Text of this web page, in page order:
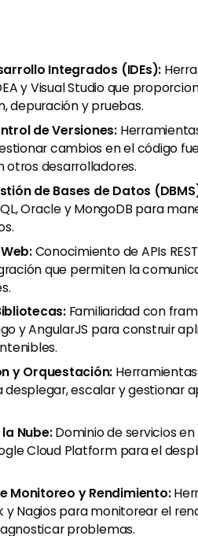
Integrados (IDEs):
y Visual Studio que
depuración y pruebas.
de Versiones:
cambios en el código
desarrolladores.
de Bases de Datos
Oracle y MongoDB para
Conocimiento de APIs
que permiten la
Familiaridad con
y AngularJS para construir
y Orquestación:
desplegar, escalar y gestionar
Nube:Dominio de servicios
Cloud Platform para el
Monitoreo y Rendimiento:
y Nagios para monitorear el
problemas.